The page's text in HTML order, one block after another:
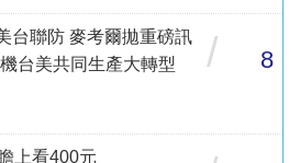
台聯防 麥考爾拋重磅訊
台美共同生產大轉型
/ 8
上看400元